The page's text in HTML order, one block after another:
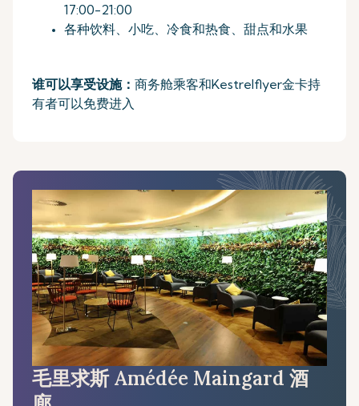
17:00-21:00
各种饮料、小吃、冷食和热食、甜点和水果
谁可以享受设施： 商务舱乘客和Kestrelflyer金卡持
有者可以免费进入
毛里求斯 Amédée Maingard 酒